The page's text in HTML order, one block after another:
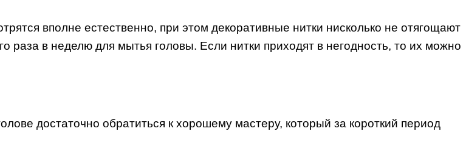
вполне естественно, при этом декоративные нитки нисколько не отягощают
раза в неделю для мытья головы. Если нитки приходят в негодность, то их можно
достаточно обратиться к хорошему мастеру, который за короткий период